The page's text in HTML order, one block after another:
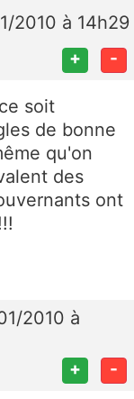
2010 à 14h29
+ -
soit
de bonne
qu'on
des
ont
2010 à
+ -